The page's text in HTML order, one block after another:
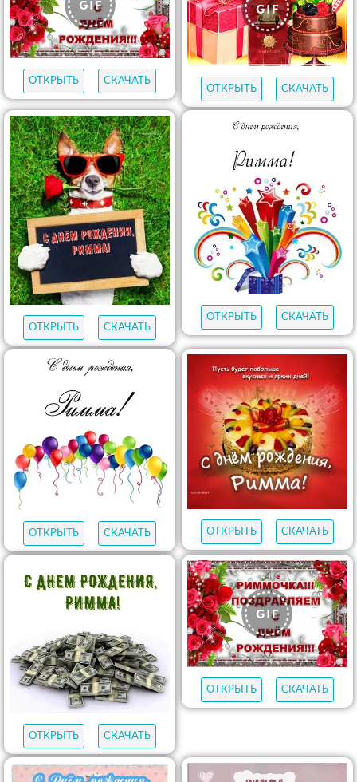
ОТКРЫТЬ СКАЧАТЬ ОТКРЫТЬ СКАЧАТЬ
ОТКРЫТЬ СКАЧАТЬ ОТКРЫТЬ СКАЧАТЬ
ОТКРЫТЬ СКАЧАТЬ
ОТКРЫТЬ СКАЧАТЬ